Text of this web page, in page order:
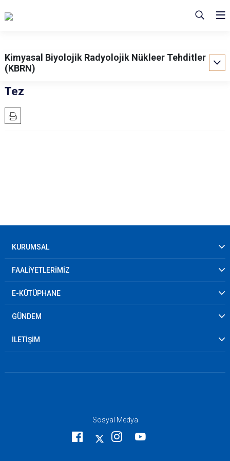
Kimyasal Biyolojik Radyolojik Nükleer Tehditler
(KBRN)
Tez
KURUMSAL
FAALİYETLERİMİZ
E-KÜTÜPHANE
GÜNDEM
İLETİŞİM
Sosyal Medya